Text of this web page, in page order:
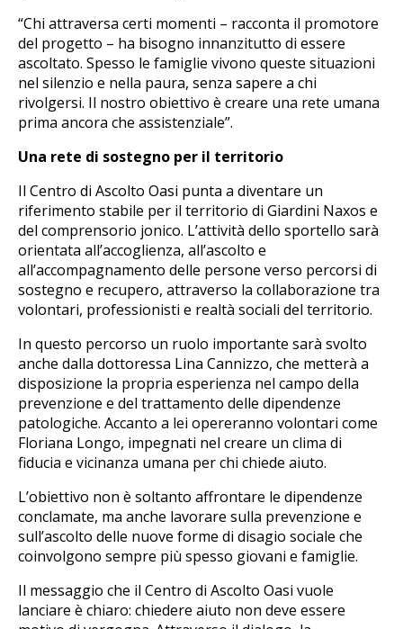
“Chi attraversa certi momenti – racconta il promotore
del progetto – ha bisogno innanzitutto di essere
ascoltato. Spesso le famiglie vivono queste situazioni
nel silenzio e nella paura, senza sapere a chi
rivolgersi. Il nostro obiettivo è creare una rete umana
prima ancora che assistenziale”.
Una rete di sostegno per il territorio
Il Centro di Ascolto Oasi punta a diventare un
riferimento stabile per il territorio di Giardini Naxos e
del comprensorio jonico. L’attività dello sportello sarà
orientata all’accoglienza, all’ascolto e
all’accompagnamento delle persone verso percorsi di
sostegno e recupero, attraverso la collaborazione tra
volontari, professionisti e realtà sociali del territorio.
In questo percorso un ruolo importante sarà svolto
anche dalla dottoressa Lina Cannizzo, che metterà a
disposizione la propria esperienza nel campo della
prevenzione e del trattamento delle dipendenze
patologiche. Accanto a lei opereranno volontari come
Floriana Longo, impegnati nel creare un clima di
fiducia e vicinanza umana per chi chiede aiuto.
L’obiettivo non è soltanto affrontare le dipendenze
conclamate, ma anche lavorare sulla prevenzione e
sull’ascolto delle nuove forme di disagio sociale che
coinvolgono sempre più spesso giovani e famiglie.
Il messaggio che il Centro di Ascolto Oasi vuole
lanciare è chiaro: chiedere aiuto non deve essere